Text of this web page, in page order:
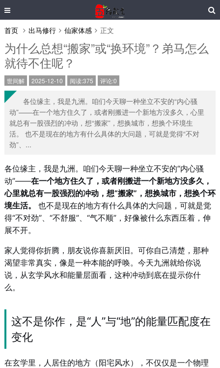
首页 出马修行 仙家体感 正文
为什么总想“搬家”或“换环境”？弟马怎么
就待不住呢？
世间解 2025-12-10 阅读:375 评论:0
各位缘主，我是九洲。咱们今天聊一种坐立不安的“内心骚
动”——在一个地方住久了，或者刚搬进一个新地方没多久，心里
就总有一股强烈的冲动，想“搬家”，想换城市，想换个环境生
活。 也不是现在的地方有什么具体的大问题，可就是觉得“不对
劲”、...
各位缘主，我是九洲。咱们今天聊一种坐立不安的“内心骚
动”——在一个地方住久了，或者刚搬进一个新地方没多久，
心里就总有一股强烈的冲动，想“搬家”，想换城市，想换个环
境生活。
也不是现在的地方有什么具体的大问题，可就是觉
得“不对劲”、“不舒服”、“气不顺”，好像被什么东西压着，伸
展不开。
家人觉得你折腾，朋友说你喜新厌旧。可你自己清楚，那种
渴望非常真实，像是一种本能的呼唤。今天九洲就给你说
说，从玄学风水和能量层面看，这种冲动到底在提示你什
么。
这不是你作，是“人”与“地”的能量匹配度在
变化
在玄学里，人居住的地方（阳宅风水），不仅仅是一个物理